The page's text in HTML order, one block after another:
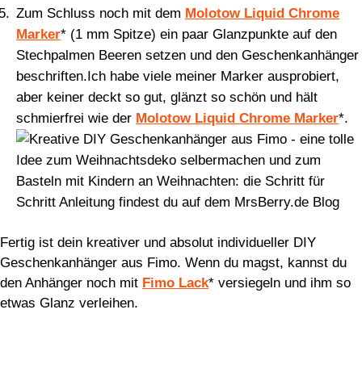
Zum Schluss noch mit dem Molotow Liquid Chrome
Marker* (1 mm Spitze) ein paar Glanzpunkte auf den
Stechpalmen Beeren setzen und den Geschenkanhänger
beschriften.Ich habe viele meiner Marker ausprobiert,
aber keiner deckt so gut, glänzt so schön und hält
schmierfrei wie der Molotow Liquid Chrome Marker*.
Fertig ist dein kreativer und absolut individueller DIY
Geschenkanhänger aus Fimo. Wenn du magst, kannst du
den Anhänger noch mit Fimo Lack* versiegeln und ihm so
etwas Glanz verleihen.